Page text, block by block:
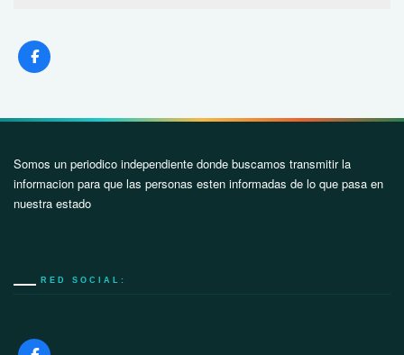
Somos un periodico independiente donde buscamos transmitir la
informacion para que las personas esten informadas de lo que pasa en
nuestra estado
RED SOCIAL: